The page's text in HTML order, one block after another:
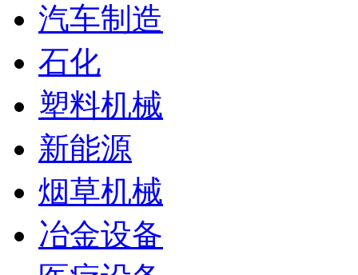
汽车制造
石化
塑料机械
新能源
烟草机械
冶金设备